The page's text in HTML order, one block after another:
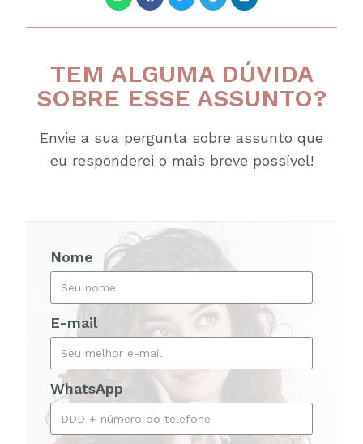
TEM ALGUMA DÚVIDA
SOBRE ESSE ASSUNTO?
Envie a sua pergunta sobre assunto que
eu responderei o mais breve possível!
Nome
E-mail
WhatsApp